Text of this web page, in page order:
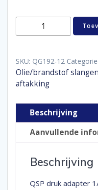
Gauge
adaptor
female
/
male
D12
SKU: QG192-12
Olie/brandstof
aftakking
Beschrijving
Aanvullende
Beschrijving
QSP druk adapter